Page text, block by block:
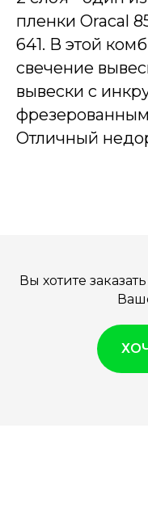
пленки Oracal
641. В этой
свечение
вывески с
Отличный
Вы хотите